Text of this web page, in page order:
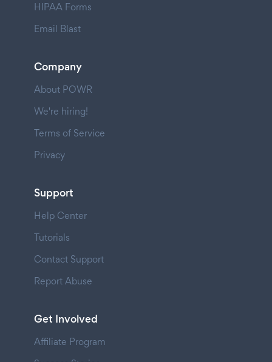
HIPAA Forms
Email Blast
Company
About POWR
We're hiring!
Terms of Service
Privacy
Support
Help Center
Tutorials
Contact Support
Report Abuse
Get Involved
Affiliate Program